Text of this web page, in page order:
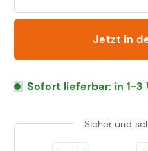
Jetzt in
Sofort lieferbar: in 1-3
Sicher und